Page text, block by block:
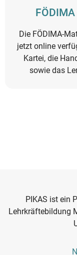
Die FÖDIMA-
jetzt online
Kartei, die
sowie das
PIKAS ist ein
Lehrkräftebildung